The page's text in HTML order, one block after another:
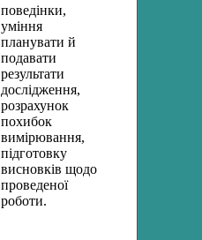
поведінки,
уміння
планувати й
подавати
результати
дослідження,
розрахунок
похибок
вимірювання,
підготовку
висновків щодо
проведеної
роботи.